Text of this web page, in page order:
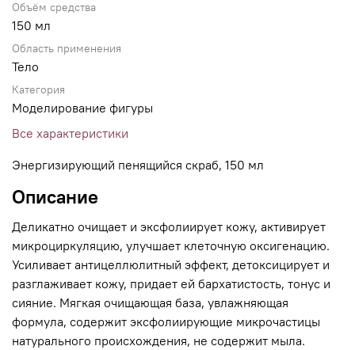
Объём средства
150 мл
Область применения
Тело
Категория
Моделирование фигуры
Все характеристики
Энергизирующий пенящийся скраб, 150 мл
Описание
Деликатно очищает и эксфолиирует кожу, активирует
микроциркуляцию, улучшает клеточную оксигенацию.
Усиливает антицеллюлитный эффект, детоксицирует и
разглаживает кожу, придает ей бархатистость, тонус и
сияние. Мягкая очищающая база, увлажняющая
формула, содержит эксфолиирующие микрочастицы
натурального происхождения, не содержит мыла.